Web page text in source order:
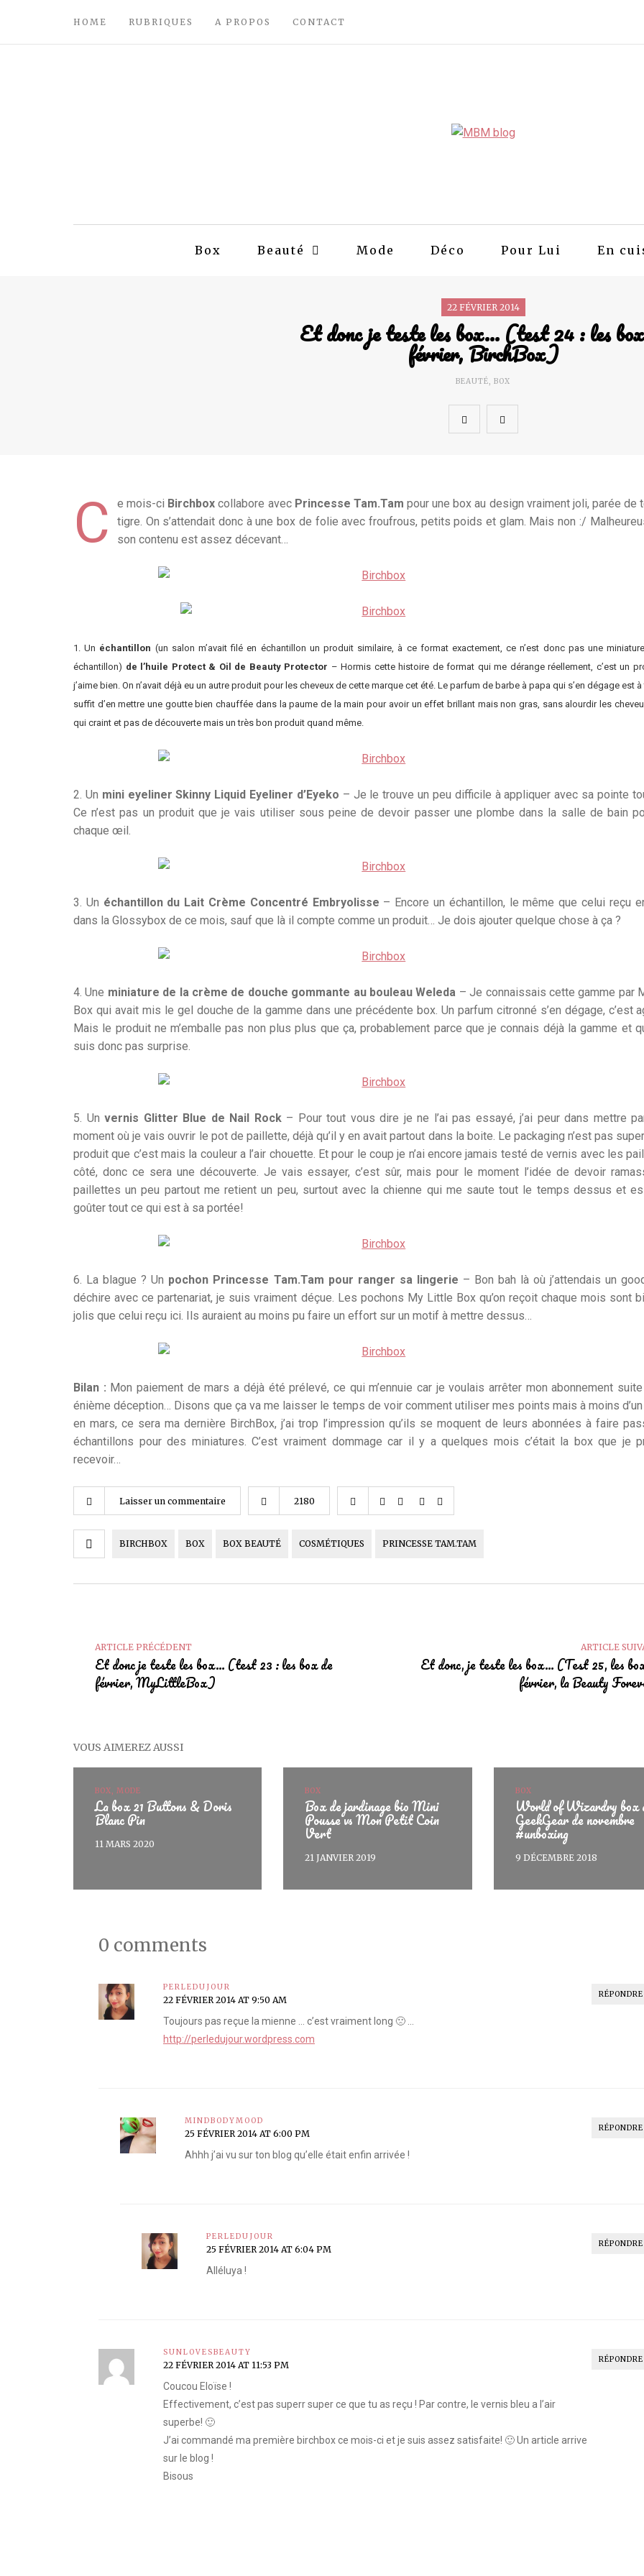
HOME RUBRIQUES A PROPOS CONTACT
Box Beauté Mode Déco Pour Lui En
22 FÉVRIER 2014
Et donc je teste les box… (test 24 : les
février, BirchBox)
BEAUTÉ, BOX
C e mois-ci Birchbox collabore avec Princesse Tam.Tam pour une box au design vraiment joli, parée de
tigre. On s’attendait donc à une box de folie avec froufrous, petits poids et glam. Mais non :/
son contenu est assez décevant…
1. Un échantillon (un salon m’avait filé en échantillon un produit similaire, à ce format exactement, ce n’est donc pas une
échantillon) de l’huile Protect & Oil de Beauty Protector – Hormis cette histoire de format qui me dérange réellement, c’est un
j’aime bien. On n’avait déjà eu un autre produit pour les cheveux de cette marque cet été. Le parfum de barbe à papa qui s’en dégage est à
suffit d’en mettre une goutte bien chauffée dans la paume de la main pour avoir un effet brillant mais non gras, sans alourdir les
qui craint et pas de découverte mais un très bon produit quand même.
2. Un mini eyeliner Skinny Liquid Eyeliner d’Eyeko – Je le trouve un peu difficile à appliquer avec sa pointe
Ce n’est pas un produit que je vais utiliser sous peine de devoir passer une plombe dans la salle de bain
chaque œil.
3. Un échantillon du Lait Crème Concentré Embryolisse – Encore un échantillon, le même que celui reçu
dans la Glossybox de ce mois, sauf que là il compte comme un produit… Je dois ajouter quelque chose à ça ?
4. Une miniature de la crème de douche gommante au bouleau Weleda – Je connaissais cette gamme par
Box qui avait mis le gel douche de la gamme dans une précédente box. Un parfum citronné s’en dégage, c’est
Mais le produit ne m’emballe pas non plus plus que ça, probablement parce que je connais déjà la gamme et
suis donc pas surprise.
5. Un vernis Glitter Blue de Nail Rock– Pour tout vous dire je ne l’ai pas essayé, j’ai peur dans mettre
moment où je vais ouvrir le pot de paillette, déjà qu’il y en avait partout dans la boite. Le packaging n’est pas
produit que c’est mais la couleur a l’air chouette. Et pour le coup je n’ai encore jamais testé de vernis avec les
côté, donc ce sera une découverte. Je vais essayer, c’est sûr, mais pour le moment l’idée de devoir
paillettes un peu partout me retient un peu, surtout avec la chienne qui me saute tout le temps dessus et
goûter tout ce qui est à sa portée!
6. La blague ? Un pochon Princesse Tam.Tam pour ranger sa lingerie – Bon bah là où j’attendais un
déchire avec ce partenariat, je suis vraiment déçue. Les pochons My Little Box qu’on reçoit chaque mois sont
jolis que celui reçu ici. Ils auraient au moins pu faire un effort sur un motif à mettre dessus…
Bilan : Mon paiement de mars a déjà été prélevé, ce qui m’ennuie car je voulais arrêter mon abonnement
énième déception… Disons que ça va me laisser le temps de voir comment utiliser mes points mais à moins
en mars, ce sera ma dernière BirchBox, j’ai trop l’impression qu’ils se moquent de leurs abonnées à faire
échantillons pour des miniatures. C’est vraiment dommage car il y a quelques mois c’était la box que je
recevoir…
Laisser un commentaire 2180
BIRCHBOX BOX BOX BEAUTÉ COSMÉTIQUES PRINCESSE TAM.TAM
ARTICLE PRÉCÉDENT
Et donc je teste les box… (test 23 : les box de
février, MyLittleBox)
ARTICLE
Et donc, je teste les box… (Test 25, les
février, la Beauty
VOUS AIMEREZ AUSSI
BOX, MODE
La box 21 Buttons & Doris
Blanc Pin
11 MARS 2020
BOX
Box de jardinage bio Mini
Pousse vs Mon Petit Coin
Vert
21 JANVIER 2019
BOX
World of Wizardry box
GeekGear de novembre
#unboxing
9 DÉCEMBRE 2018
0 comments
RÉPONDRE
PERLEDUJOUR
22 FÉVRIER 2014 AT 9:50 AM
Toujours pas reçue la mienne … c’est vraiment long 🙁 …
http://perledujour.wordpress.com
RÉPONDRE
MINDBODYMOOD
25 FÉVRIER 2014 AT 6:00 PM
Ahhh j’ai vu sur ton blog qu’elle était enfin arrivée !
RÉPONDRE
PERLEDUJOUR
25 FÉVRIER 2014 AT 6:04 PM
Alléluya !
RÉPONDRE
SUNLOVESBEAUTY
22 FÉVRIER 2014 AT 11:53 PM
Coucou Eloïse !
Effectivement, c’est pas superr super ce que tu as reçu ! Par contre, le vernis bleu a l’air
superbe! 🙂
J’ai commandé ma première birchbox ce mois-ci et je suis assez satisfaite! 🙂 Un article arrive
sur le blog !
Bisous